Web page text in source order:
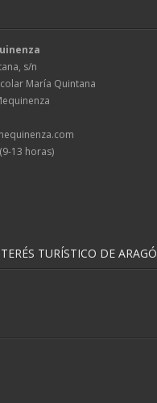
s/n
María Quintana
13 horas)
TURÍSTICO DE